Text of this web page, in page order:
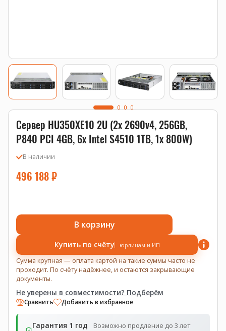
Сервер HU350XE10 2U (2x 2690v4, 256GB,
P840 PCI 4GB, 6x Intel S4510 1TB, 1x 800W)
В наличии
496 188₽
В корзину
Купить по счёту юрлицам и ИП
Сумма крупная — оплата картой на такие суммы часто не
проходит. По счёту надёжнее, и остаются закрывающие
документы.
Не уверены в совместимости? Подберём
Сравнить Добавить в избранное
Гарантия 1 год
Возможно продление до 3 лет